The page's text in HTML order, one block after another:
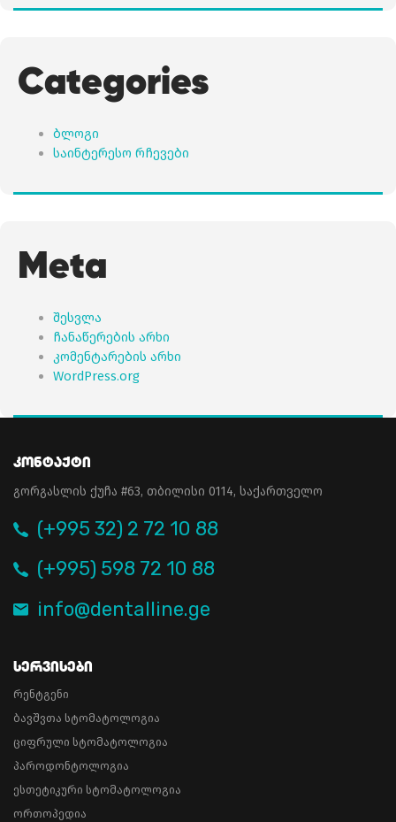
Categories
ბლოგი
საინტერესო რჩევები
Meta
შესვლა
ჩანაწერების არხი
კომენტარების არხი
WordPress.org
Კონტაქტი
გორგასლის ქუჩა #63, თბილისი 0114, საქართველო
(+995 32) 2 72 10 88
(+995) 598 72 10 88
info@dentalline.ge
Სერვისები
რენტგენი
ბავშვთა სტომატოლოგია
ციფრული სტომატოლოგია
პაროდონტოლოგია
ესთეტიკური სტომატოლოგია
ორთოპედია